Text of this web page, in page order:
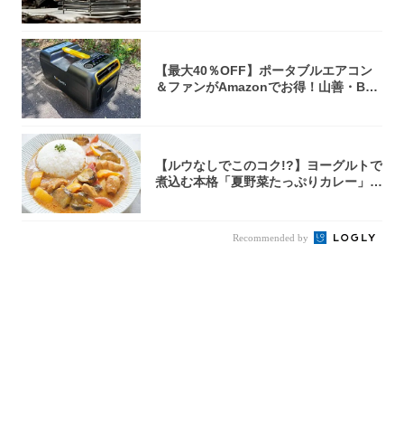
【最大40％OFF】ポータブルエアコン
＆ファンがAmazonでお得！山善・Bo
【ルウなしでこのコク!?】ヨーグルトで
煮込む本格「夏野菜たっぷりカレー」作
Recommended by